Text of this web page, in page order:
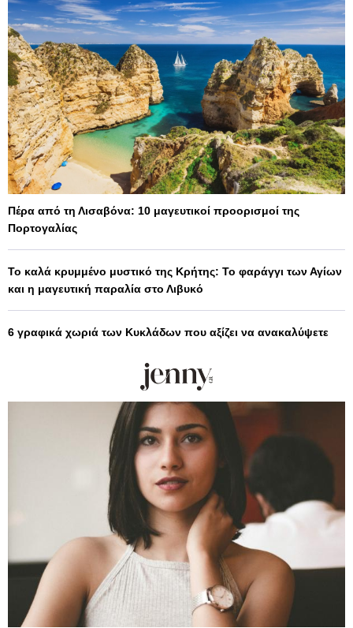
Πέρα από τη Λισαβόνα: 10 μαγευτικοί προορισμοί της
Πορτογαλίας
Το καλά κρυμμένο μυστικό της Κρήτης: Το φαράγγι των Αγίων
και η μαγευτική παραλία στο Λιβυκό
6 γραφικά χωριά των Κυκλάδων που αξίζει να ανακαλύψετε